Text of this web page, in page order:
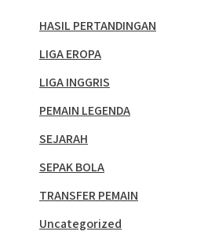
HASIL PERTANDINGAN
LIGA EROPA
LIGA INGGRIS
PEMAIN LEGENDA
SEJARAH
SEPAK BOLA
TRANSFER PEMAIN
Uncategorized